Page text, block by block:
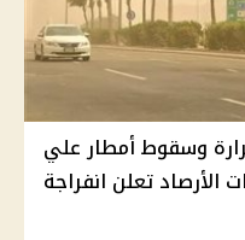
وسقوط أمطار علي
تعلن انفراجة